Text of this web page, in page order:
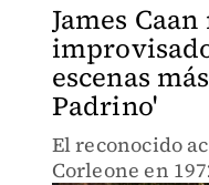
James
escenas
Padrino'
El reconocido
Corleone en